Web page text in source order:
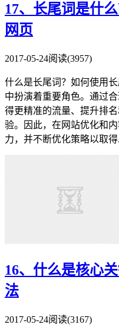
17、长尾词是什
网页
2017-05-24阅读(3957)
什么是长尾词？如何使用
中扮演着重要角色。通过
得更精准的流量、提升排
验。因此，在网站优化和
力，并不断优化策略以取得
16、什么是核心
法
2017-05-24阅读(3167)